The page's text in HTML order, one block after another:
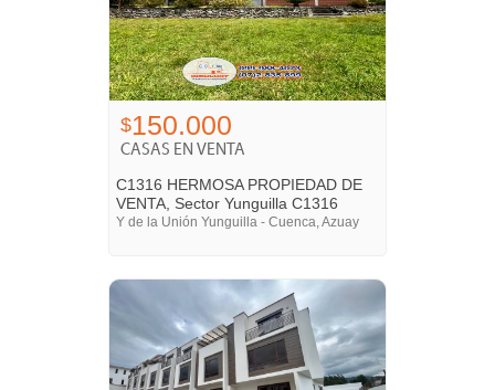
$150.000
CASAS EN VENTA
C1316 HERMOSA PROPIEDAD DE
VENTA, Sector Yunguilla C1316
Y de la Unión Yunguilla - Cuenca, Azuay